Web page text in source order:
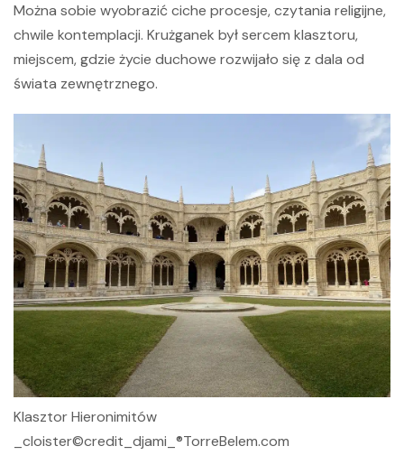
Można sobie wyobrazić ciche procesje, czytania religijne,
chwile kontemplacji. Krużganek był sercem klasztoru,
miejscem, gdzie życie duchowe rozwijało się z dala od
świata zewnętrznego.
Klasztor Hieronimitów
_cloister©credit_djami_®TorreBelem.com